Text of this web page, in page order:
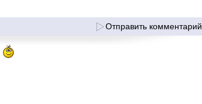
Отправить комментарий